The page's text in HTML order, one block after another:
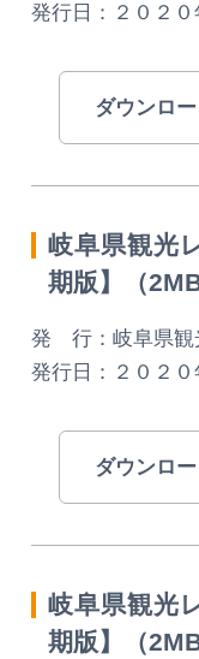
発行日：２０２０
ダウンロ
岐阜県観光
期版】（2MB
発 行：岐阜県観
発行日：２０２０
ダウンロ
岐阜県観光
期版】（2MB